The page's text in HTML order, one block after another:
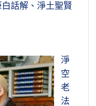
話解、淨土聖賢
淨
空
老
法